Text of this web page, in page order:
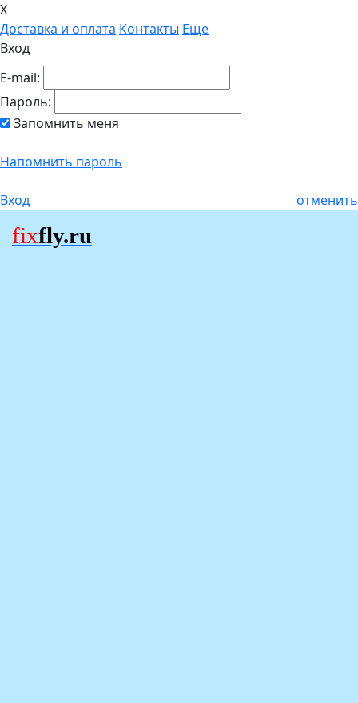
X
Доставка и оплата Контакты Еще
Вход
E-mail:
Пароль:
Запомнить меня
Напомнить пароль
Вход отменить
fixfly.ru